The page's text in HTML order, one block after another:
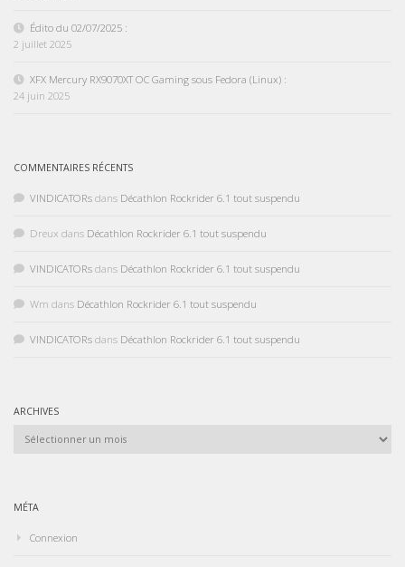
Édito du 02/07/2025 :
2 juillet 2025
XFX Mercury RX9070XT OC Gaming sous Fedora (Linux) :
24 juin 2025
COMMENTAIRES RÉCENTS
VINDICATORs dans Décathlon Rockrider 6.1 tout suspendu
Dreux dans Décathlon Rockrider 6.1 tout suspendu
VINDICATORs dans Décathlon Rockrider 6.1 tout suspendu
Wm dans Décathlon Rockrider 6.1 tout suspendu
VINDICATORs dans Décathlon Rockrider 6.1 tout suspendu
ARCHIVES
MÉTA
Connexion